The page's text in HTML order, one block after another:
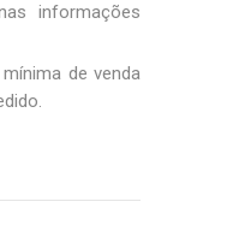
informações
de venda